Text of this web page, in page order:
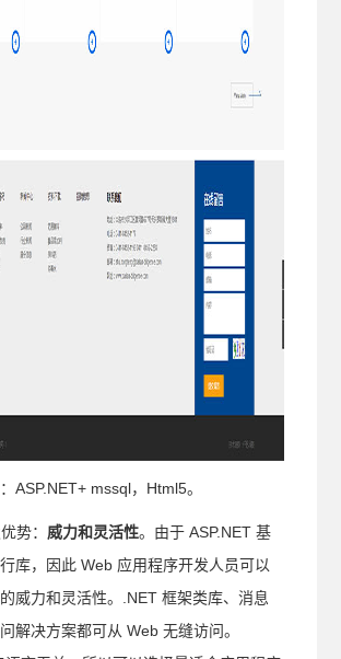
ASP.NET+ mssql，Html5。
势： 威力和灵活性。由于 ASP.NET 基
库，因此 Web 应用程序开发人员可以
威力和灵活性。.NET 框架类库、消息
解决方案都可从 Web 无缝访问。